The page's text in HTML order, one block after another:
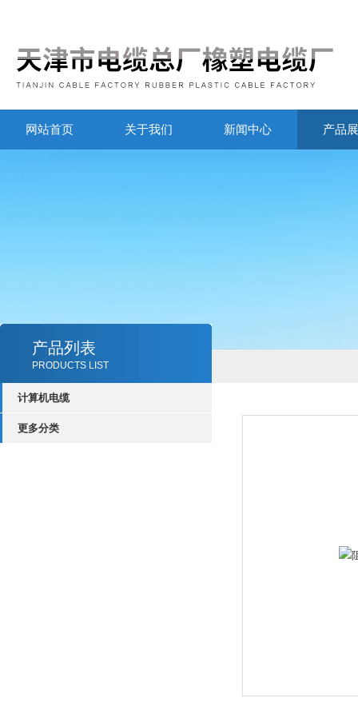
网站首页 关于我们 新闻中心 产品
产品列表
PRODUCTS LIST
计算机电缆
更多分类